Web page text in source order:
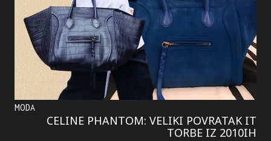
MODA
CELINE PHANTOM: VELIKI POVRATAK IT
TORBE IZ 2010IH